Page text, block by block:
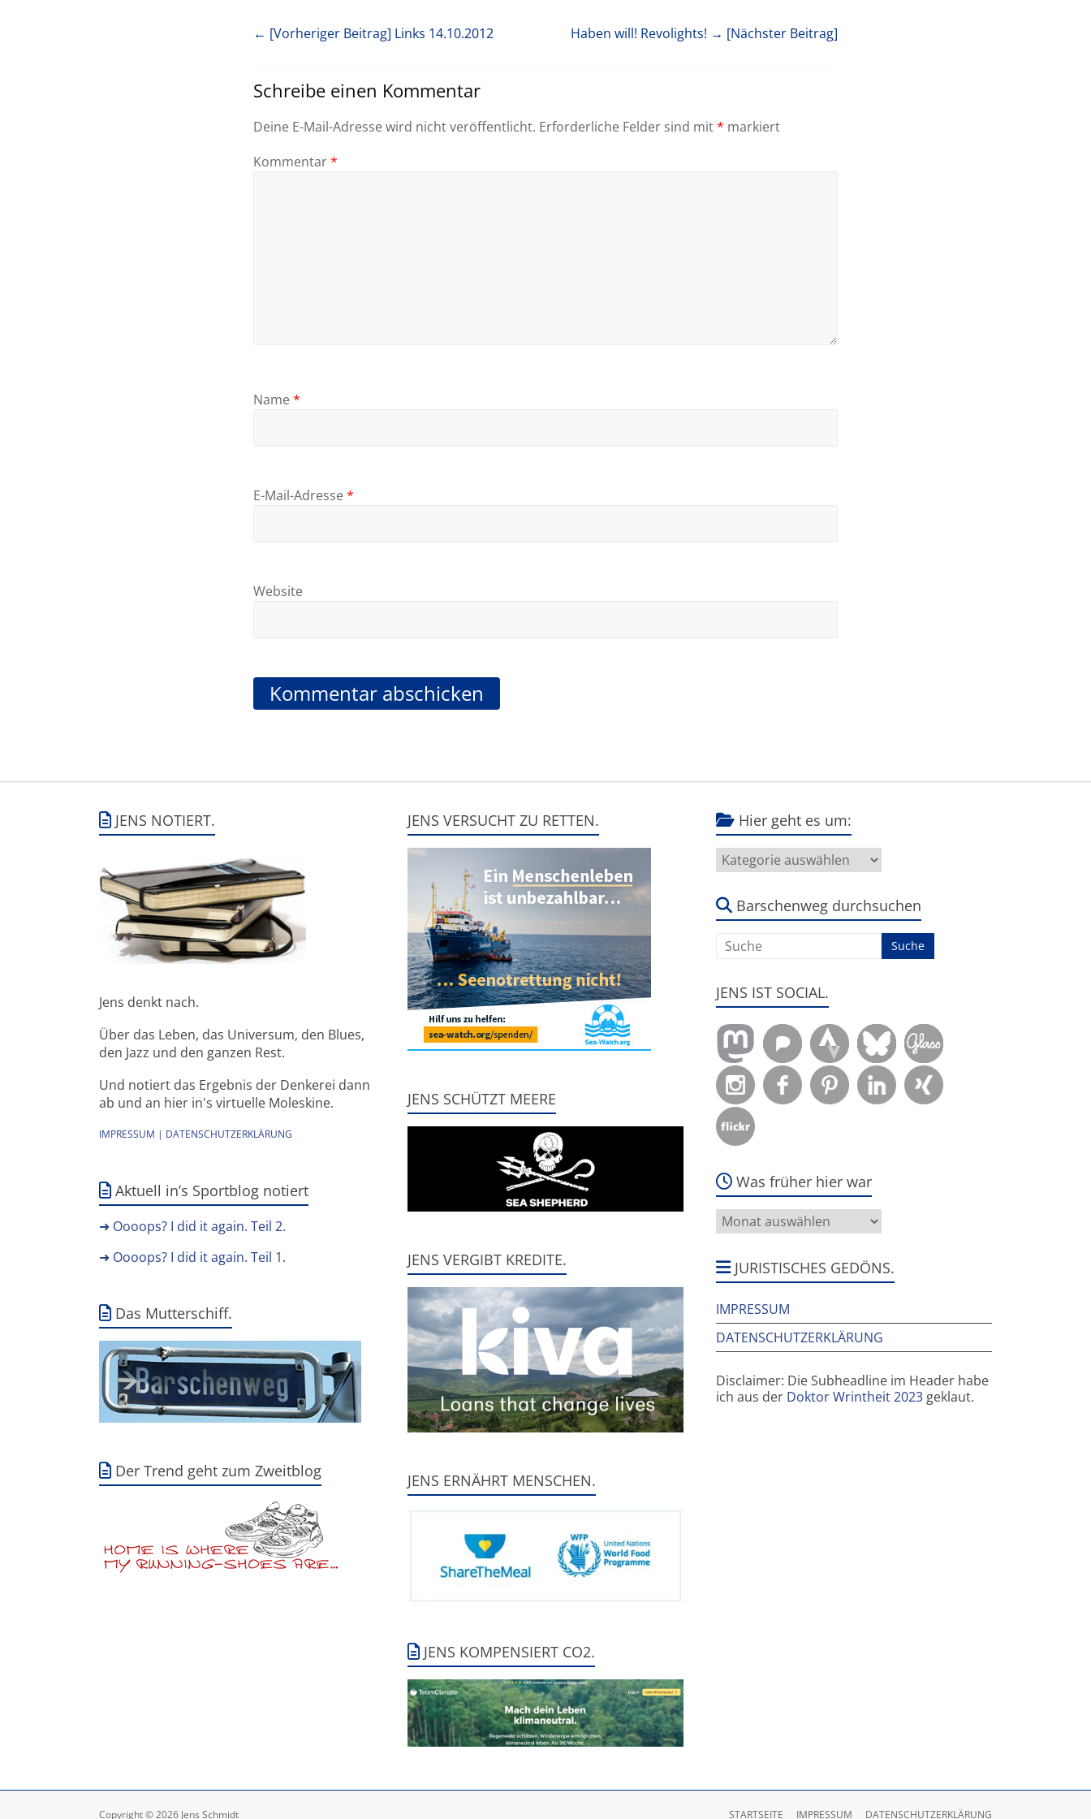
← [Vorheriger Beitrag] Links 14.10.2012 Haben will! Revolights! → [Nächster Beitrag]
Schreibe einen Kommentar
Deine E-Mail-Adresse wird nicht veröffentlicht. Erforderliche Felder sind mit* markiert
Kommentar*
Name*
E-Mail-Adresse*
Website
JENS NOTIERT.
Jens denkt nach.
Über das Leben, das Universum, den Blues,
den Jazz und den ganzen Rest.
Und notiert das Ergebnis der Denkerei dann
ab und an hier in's virtuelle Moleskine.
IMPRESSUM | DATENSCHUTZERKLÄRUNG
Aktuell in’s Sportblog notiert
➜ Oooops? I did it again. Teil 2.
➜ Oooops? I did it again. Teil 1.
Das Mutterschiff.
Der Trend geht zum Zweitblog
JENS VERSUCHT ZU RETTEN.
JENS SCHÜTZT MEERE
JENS VERGIBT KREDITE.
JENS ERNÄHRT MENSCHEN.
JENS KOMPENSIERT CO2.
Hier geht es um:
Hier
geht
um:Barschenweg durchsuchen
JENS IST SOCIAL.
Was früher hier war
Was
früher
warJURISTISCHES GEDÖNS.
IMPRESSUM
DATENSCHUTZERKLÄRUNG
Disclaimer: Die Subheadline im Header habe
ich aus der Doktor Wrintheit 2023 geklaut.
Copyright © 2026 Jens Schmidt STARTSEITE IMPRESSUM DATENSCHUTZERKLÄRUNG